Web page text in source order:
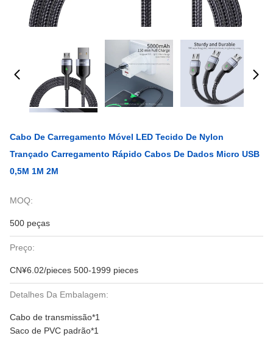
Cabo De Carregamento Móvel LED Tecido De Nylon
Trançado Carregamento Rápido Cabos De Dados Micro USB
0,5M 1M 2M
MOQ:
500 peças
Preço:
CN¥6.02/pieces 500-1999 pieces
Detalhes Da Embalagem:
Cabo de transmissão*1
Saco de PVC padrão*1